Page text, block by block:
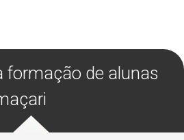
formação de alunas